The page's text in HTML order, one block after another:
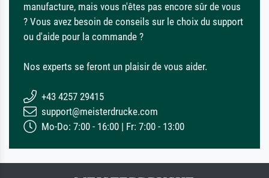
manufacture, mais vous n'êtes pas encore sûr de vous
? Vous avez besoin de conseils sur le choix du support
ou d'aide pour la commande ?
Nos experts se feront un plaisir de vous aider.
+43 4257 29415
support@meisterdrucke.com
Mo-Do: 7:00 - 16:00 | Fr: 7:00 - 13:00